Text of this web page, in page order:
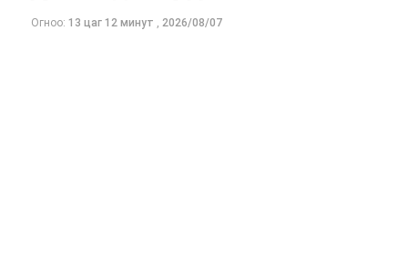
хэлэлцэхийг дэмжсэн тул анхны хэлэлцүүлэгт
Огноо: 13 цаг 12 минут , 2026/08/07